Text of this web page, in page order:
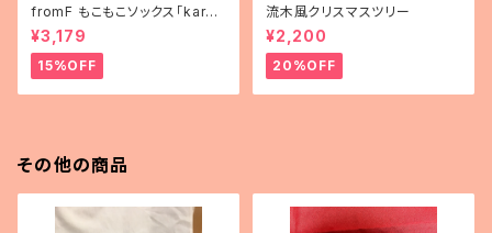
fromF もこもこソックス「karus
elli（メリーゴーランド）」
¥3,179
15%OFF
流木風クリスマスツリー
¥2,200
20%OFF
その他の商品